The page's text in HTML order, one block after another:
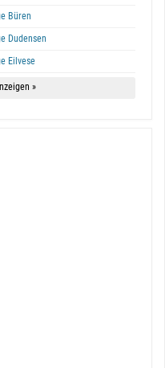
Büren
Dudensen
Eilvese
»